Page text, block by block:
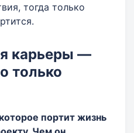
тогда только
карьеры —
только
портит жизнь